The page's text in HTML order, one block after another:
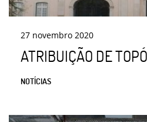
27 novembro 2020
ATRIBUIÇÃO DE
NOTÍCIAS